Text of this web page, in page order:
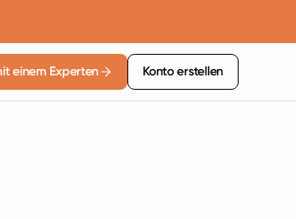
einem Experten Konto erstellen